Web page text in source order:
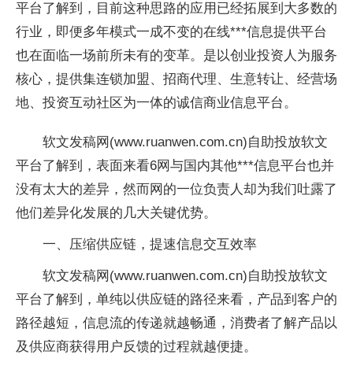
平台了解到，目前这种思路的应用已经拓展到大多数的
行业，即便多年模式一成不变的在线***信息提供平台
也在面临一场前所未有的变革。是以创业投资人为服务
核心，提供集连锁加盟、招商代理、生意转让、经营场
地、投资互动社区为一体的诚信商业信息平台。
软文发稿网(www.ruanwen.com.cn)自助投放软文
平台了解到，表面来看6网与国内其他***信息平台也并
没有太大的差异，然而网的一位负责人却为我们吐露了
他们差异化发展的几大关键优势。
一、压缩供应链，提速信息交互效率
软文发稿网(www.ruanwen.com.cn)自助投放软文
平台了解到，单纯以供应链的路径来看，产品到客户的
路径越短，信息流的传递就越畅通，消费者了解产品以
及供应商获得用户反馈的过程就越便捷。